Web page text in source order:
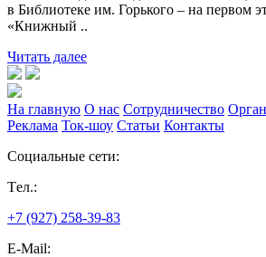
в Библиотеке им. Горького – на первом
«Книжный ..
Читать далее
На главную О нас Сотрудничество
Реклама Ток-шоу Статьи Контакты
Социальные сети:
Tел.:
+7 (927) 258-39-83
E-Mail: